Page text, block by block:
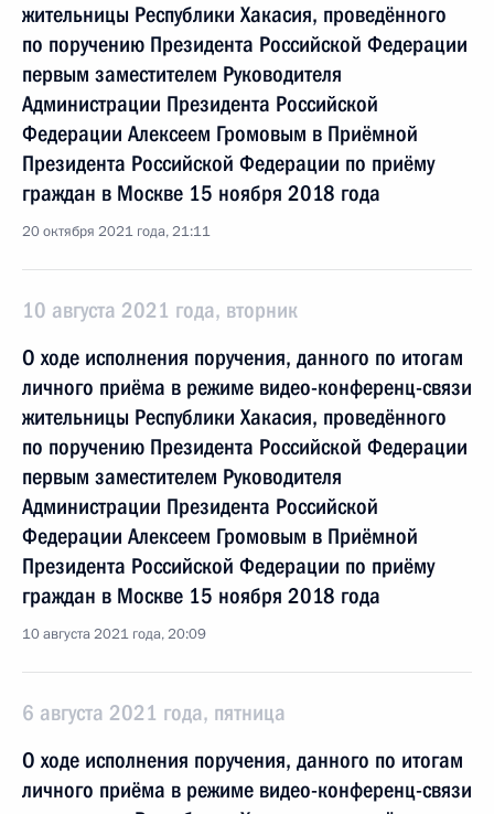
жительницы Республики Хакасия, проведённого
по поручению Президента Российской Федерации
первым заместителем Руководителя
Администрации Президента Российской
Федерации Алексеем Громовым в Приёмной
Президента Российской Федерации по приёму
граждан в Москве 15 ноября 2018 года
20 октября 2021 года, 21:11
10 августа 2021 года, вторник
О ходе исполнения поручения, данного по итогам
личного приёма в режиме видео-конференц-связи
жительницы Республики Хакасия, проведённого
по поручению Президента Российской Федерации
первым заместителем Руководителя
Администрации Президента Российской
Федерации Алексеем Громовым в Приёмной
Президента Российской Федерации по приёму
граждан в Москве 15 ноября 2018 года
10 августа 2021 года, 20:09
6 августа 2021 года, пятница
О ходе исполнения поручения, данного по итогам
личного приёма в режиме видео-конференц-связи